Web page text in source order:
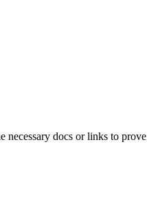
necessary docs or links to